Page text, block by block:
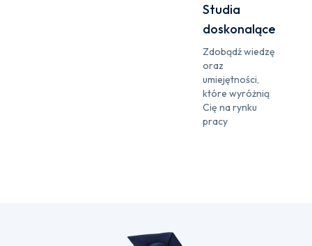
Studia
doskonalące
Zdobądź wiedzę
oraz
umiejętności,
które wyróżnią
Cię na rynku
pracy